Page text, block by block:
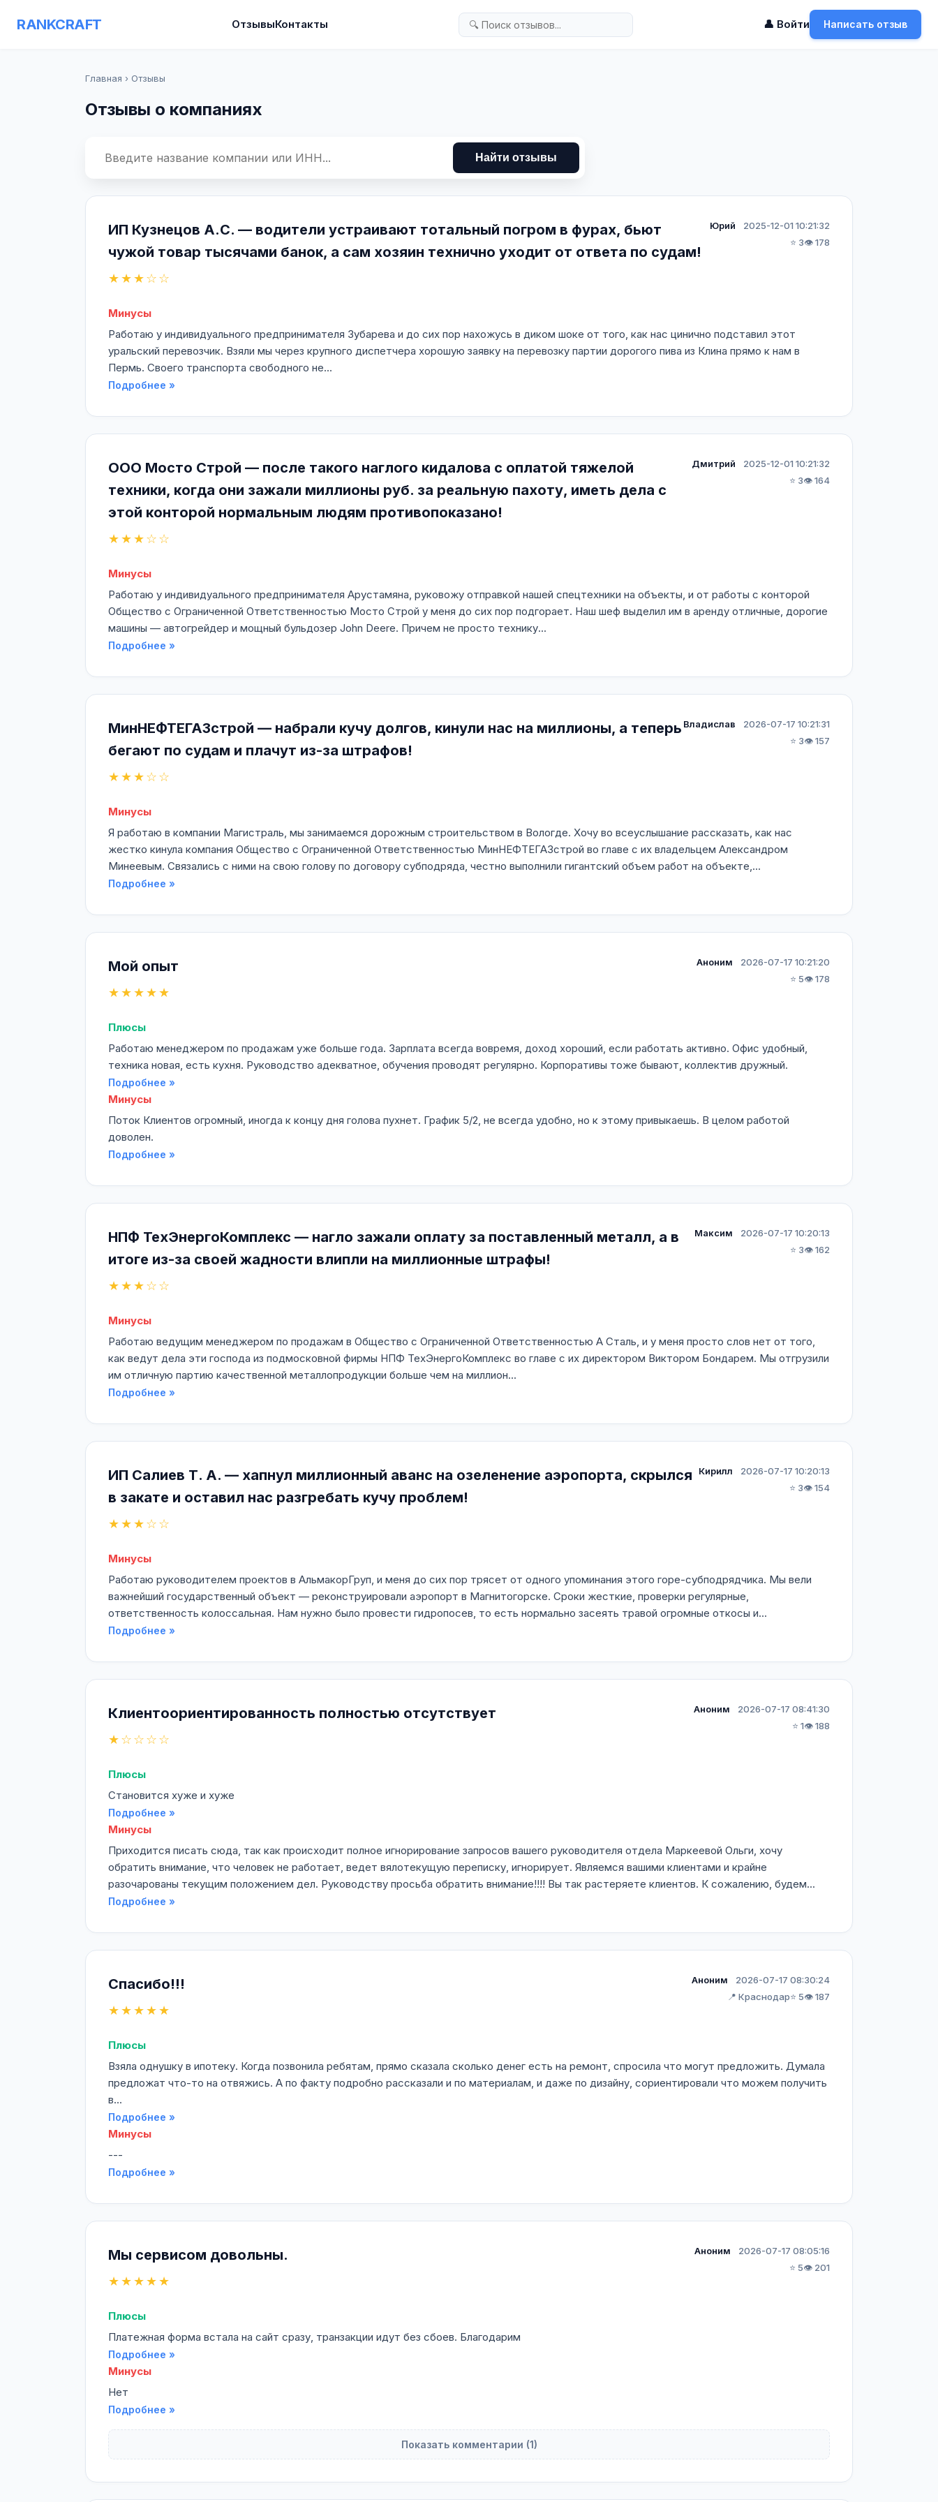
RANKCRAFT ОтзывыКонтакты 👤 Войти Написать отзыв
Главная › Отзывы
Отзывы о компаниях
Найти отзывы
ИП Кузнецов А.С. — водители устраивают тотальный погром в фурах, бьют
чужой товар тысячами банок, а сам хозяин технично уходит от ответа по судам!
★★★☆☆
Юрий
2025-12-01 10:21:32
⭐ 3👁️ 178
Минусы
Работаю у индивидуального предпринимателя Зубарева и до сих пор нахожусь в диком шоке от того, как нас цинично подставил этот
уральский перевозчик. Взяли мы через крупного диспетчера хорошую заявку на перевозку партии дорогого пива из Клина прямо к нам в
Пермь. Своего транспорта свободного не...
Подробнее »
ООО Мосто Строй — после такого наглого кидалова с оплатой тяжелой
техники, когда они зажали миллионы руб. за реальную пахоту, иметь дела с
этой конторой нормальным людям противопоказано!
★★★☆☆
Дмитрий
2025-12-01 10:21:32
⭐ 3👁️ 164
Минусы
Работаю у индивидуального предпринимателя Арустамяна, руковожу отправкой нашей спецтехники на объекты, и от работы с конторой
Общество с Ограниченной Ответственностью Мосто Строй у меня до сих пор подгорает. Наш шеф выделил им в аренду отличные, дорогие
машины — автогрейдер и мощный бульдозер John Deere. Причем не просто технику...
Подробнее »
МинНЕФТЕГАЗстрой — набрали кучу долгов, кинули нас на миллионы, а теперь
бегают по судам и плачут из-за штрафов!
★★★☆☆
Владислав
2026-07-17 10:21:31
⭐ 3👁️ 157
Минусы
Я работаю в компании Магистраль, мы занимаемся дорожным строительством в Вологде. Хочу во всеуслышание рассказать, как нас
жестко кинула компания Общество с Ограниченной Ответственностью МинНЕФТЕГАЗстрой во главе с их владельцем Александром
Минеевым. Связались с ними на свою голову по договору субподряда, честно выполнили гигантский объем работ на объекте,...
Подробнее »
Мой опыт
★★★★★
Аноним
2026-07-17 10:21:20
⭐ 5👁️ 178
Плюсы
Работаю менеджером по продажам уже больше года. Зарплата всегда вовремя, доход хороший, если работать активно. Офис удобный,
техника новая, есть кухня. Руководство адекватное, обучения проводят регулярно. Корпоративы тоже бывают, коллектив дружный.
Подробнее »
Минусы
Поток Клиентов огромный, иногда к концу дня голова пухнет. График 5/2, не всегда удобно, но к этому привыкаешь. В целом работой
доволен.
Подробнее »
НПФ ТехЭнергоКомплекс — нагло зажали оплату за поставленный металл, а в
итоге из-за своей жадности влипли на миллионные штрафы!
★★★☆☆
Максим
2026-07-17 10:20:13
⭐ 3👁️ 162
Минусы
Работаю ведущим менеджером по продажам в Общество с Ограниченной Ответственностью А Сталь, и у меня просто слов нет от того,
как ведут дела эти господа из подмосковной фирмы НПФ ТехЭнергоКомплекс во главе с их директором Виктором Бондарем. Мы отгрузили
им отличную партию качественной металлопродукции больше чем на миллион...
Подробнее »
ИП Салиев Т. А. — хапнул миллионный аванс на озеленение аэропорта, скрылся
в закате и оставил нас разгребать кучу проблем!
★★★☆☆
Кирилл
2026-07-17 10:20:13
⭐ 3👁️ 154
Минусы
Работаю руководителем проектов в АльмакорГруп, и меня до сих пор трясет от одного упоминания этого горе-субподрядчика. Мы вели
важнейший государственный объект — реконструировали аэропорт в Магнитогорске. Сроки жесткие, проверки регулярные,
ответственность колоссальная. Нам нужно было провести гидропосев, то есть нормально засеять травой огромные откосы и...
Подробнее »
Клиентоориентированность полностью отсутствует
★☆☆☆☆
Аноним
2026-07-17 08:41:30
⭐ 1👁️ 188
Плюсы
Становится хуже и хуже
Подробнее »
Минусы
Приходится писать сюда, так как происходит полное игнорирование запросов вашего руководителя отдела Маркеевой Ольги, хочу
обратить внимание, что человек не работает, ведет вялотекущую переписку, игнорирует. Являемся вашими клиентами и крайне
разочарованы текущим положением дел. Руководству просьба обратить внимание!!!! Вы так растеряете клиентов. К сожалению, будем...
Подробнее »
Спасибо!!!
★★★★★
Аноним
2026-07-17 08:30:24
📍 Краснодар⭐ 5👁️ 187
Плюсы
Взяла однушку в ипотеку. Когда позвонила ребятам, прямо сказала сколько денег есть на ремонт, спросила что могут предложить. Думала
предложат что-то на отвяжись. А по факту подробно рассказали и по материалам, и даже по дизайну, сориентировали что можем получить
в...
Подробнее »
Минусы
---
Подробнее »
Мы сервисом довольны.
★★★★★
Аноним
2026-07-17 08:05:16
⭐ 5👁️ 201
Плюсы
Платежная форма встала на сайт сразу, транзакции идут без сбоев. Благодарим
Подробнее »
Минусы
Нет
Подробнее »
Показать комментарии (1)